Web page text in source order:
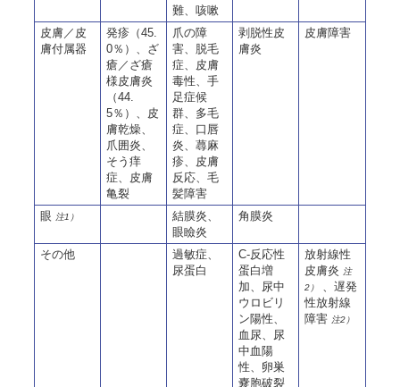
難、咳嗽
皮膚／皮
膚付属器
発疹（45.
0％）、ざ
瘡／ざ瘡
様皮膚炎
（44.
5％）、皮
膚乾燥、
爪囲炎、
そう痒
症、皮膚
亀裂
爪の障
害、脱毛
症、皮膚
毒性、手
足症候
群、多毛
症、口唇
炎、蕁麻
疹、皮膚
反応、毛
髪障害
剥脱性皮
膚炎
皮膚障害
眼 注1）
結膜炎、
眼瞼炎
角膜炎
その他
過敏症、
尿蛋白
C-反応性
蛋白増
加、尿中
ウロビリ
ン陽性、
血尿、尿
中血陽
性、卵巣
嚢胞破裂
放射線性
皮膚炎 注
2）
、遅発
性放射線
障害 注2）